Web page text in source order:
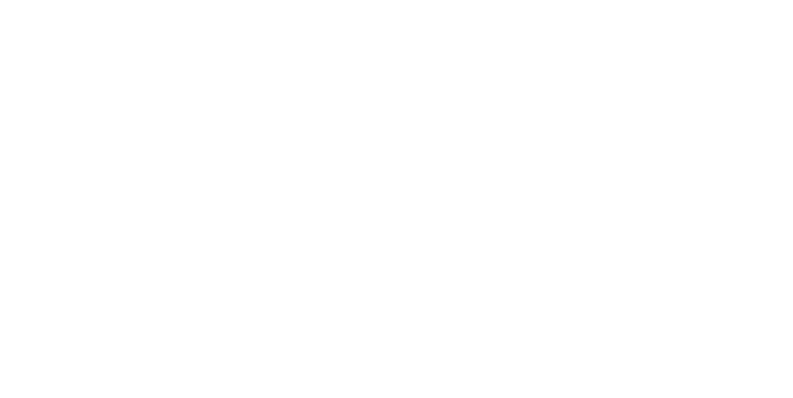
Liquiditätsgeber), in: Wertpapier-Mitteilungen (WM) 2017, Страницы 2335-2345.
Системы единого маркет-мейкера в новом регулировании рынка капитала - различие между
системами (Немецкий язык: Ein-Market-Maker-Systeme in der neuen
– Abgrenzung zwischen multilateralen und bilateralen Systemen), in: Wertpapier-Mitteilungen (WM)